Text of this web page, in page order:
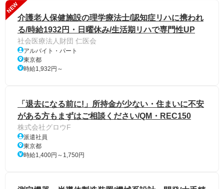
NEW
介護老人保健施設の理学療法士/認知症リハに携われ
る/時給1932円・日曜休み/生活期リハで専門性UP
社会医療法人財団 仁医会
アルバイト・パート
東京都
時給1,932円～
「退去になる前に!」所持金が少ない・住まいに不安
がある方もまずはご相談ください/QM・REC150
株式会社グロウF
派遣社員
東京都
時給1,400円～1,750円